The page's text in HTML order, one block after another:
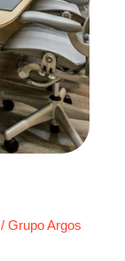
/ Grupo Argos